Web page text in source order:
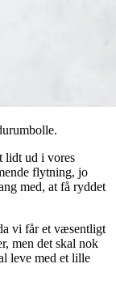
lidt ud i vores
flytning, jo
med, at få ryddet
vi får et væsentligt
men det skal nok
leve med et lille